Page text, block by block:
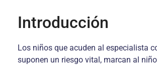
Introducción
Los niños que acuden al especialista
suponen un riesgo vital, marcan al